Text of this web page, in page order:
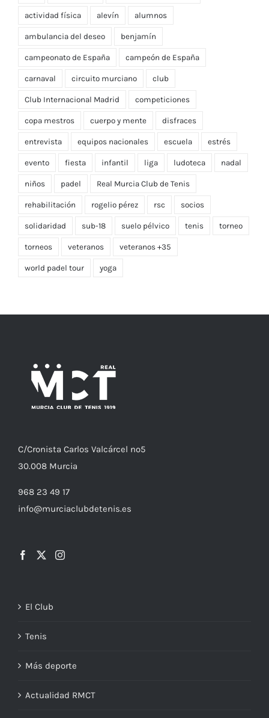
actividad física alevín alumnos
ambulancia del deseo benjamín
campeonato de España campeón de España
carnaval circuito murciano club
Club Internacional Madrid competiciones
copa mestros cuerpo y mente disfraces
entrevista equipos nacionales escuela estrés
evento fiesta infantil liga ludoteca nadal
niños padel Real Murcia Club de Tenis
rehabilitación rogelio pérez rsc socios
solidaridad sub-18 suelo pélvico tenis torneo
torneos veteranos veteranos +35
world padel tour yoga
C/Cronista Carlos Valcárcel nº5
30.008 Murcia
968 23 49 17
info@murciaclubdetenis.es
El Club
Tenis
Más deporte
Actualidad RMCT